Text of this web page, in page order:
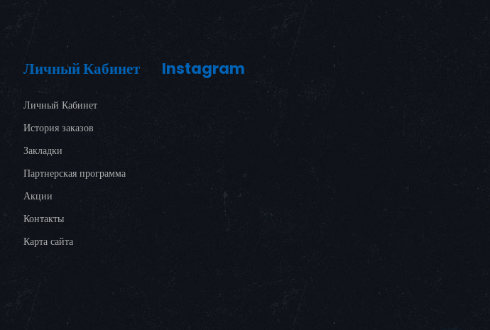
Личный Кабинет
Личный Кабинет
История заказов
Закладки
Партнерская программа
Акции
Контакты
Карта сайта
Instagram